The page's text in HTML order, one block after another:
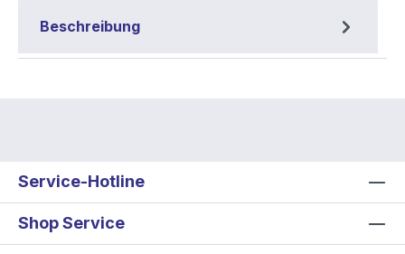
Beschreibung
Service-Hotline
Shop Service